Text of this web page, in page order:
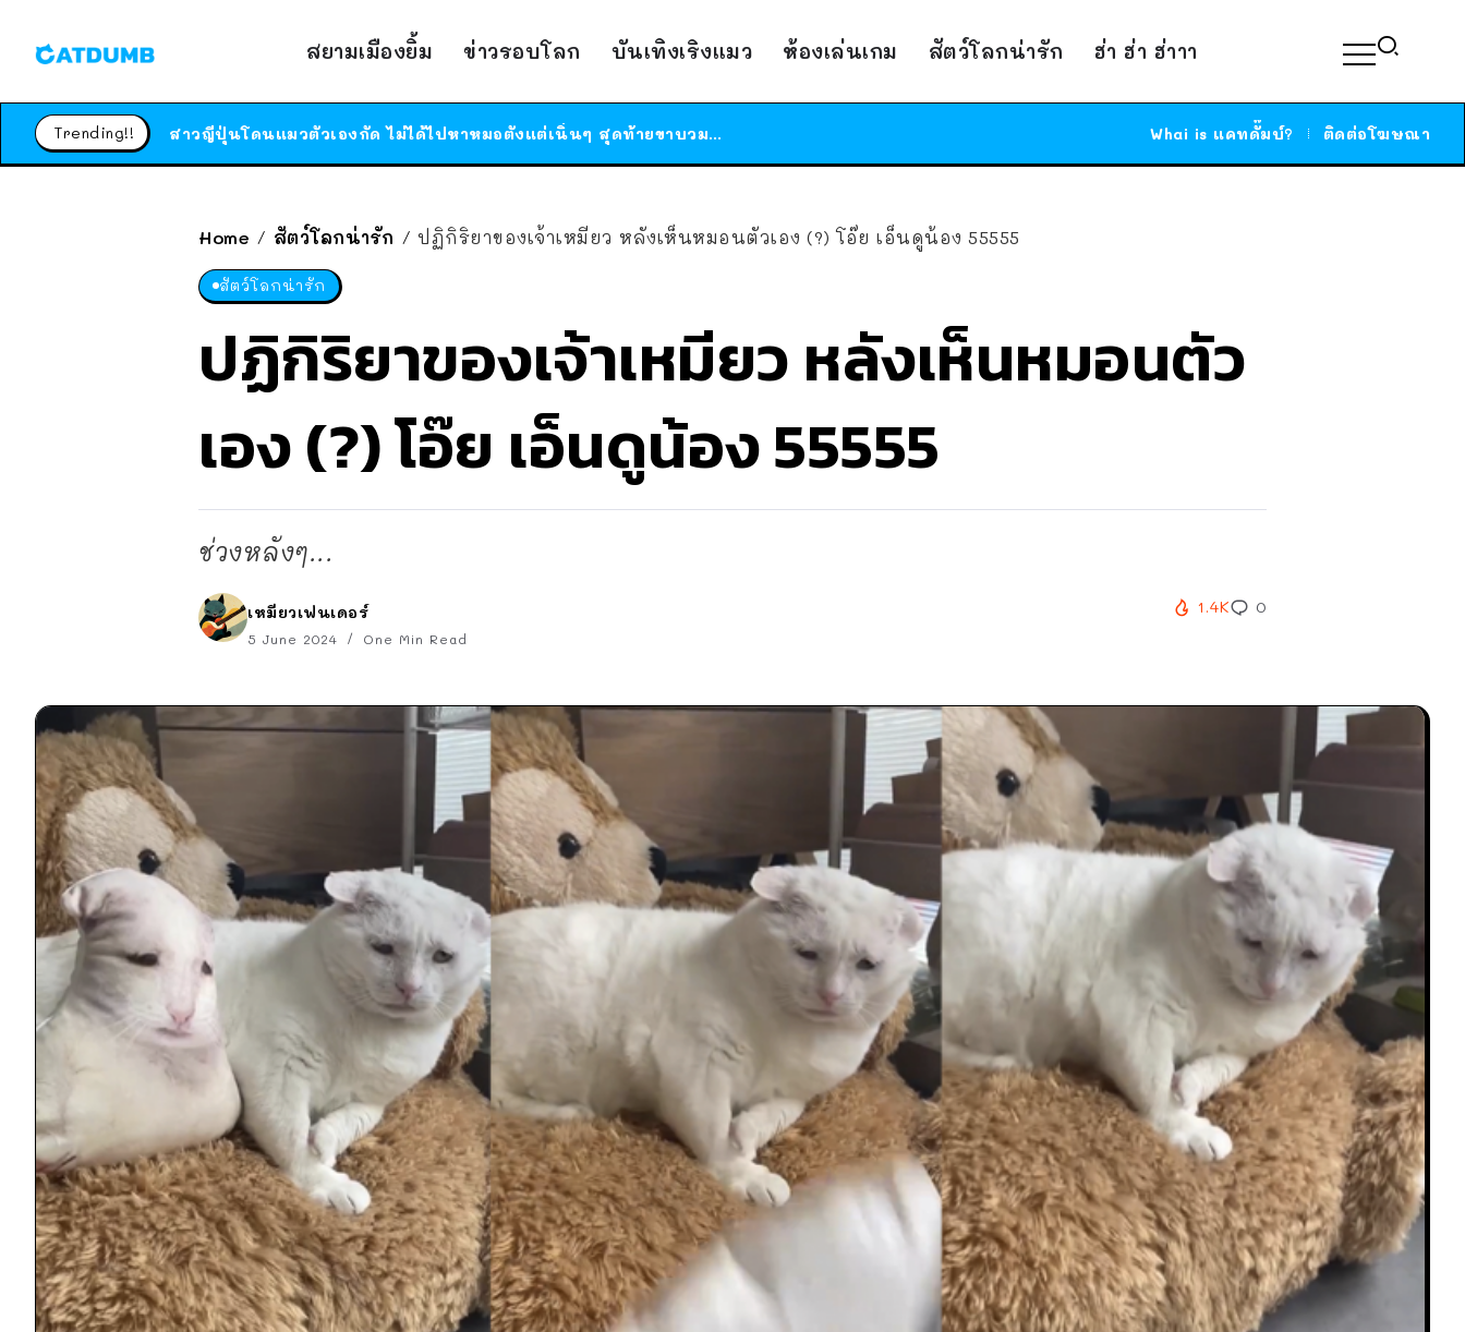
สยามเมืองยิ้ม ข่าวรอบโลก บันเทิงเริงแมว ห้องเล่นเกม สัตว์โลกน่ารัก ฮ่า ฮ่า ฮ่าาา
Trending!!
ร้านอาหารในนิวยอร์กประกาศปิดตัวลง หลังอยู่มานานกว่า 45 ปี ติดป้ายขอบคุณลูกค้าทุกคน แถมสูตรทำไวท์ซอสให้แบบจัดเต็ม
ได้เวลาเด็กหนวดรวมตัว RF Online Next เปิดให้เล่นแล้ว เกม Sci-Fi MMORPG ระดับตำนาน เล่นได้ทั้งมือถือและ PC Whai is แคทดั๊มบ์? ติดต่อโฆษณา
Home / สัตว์โลกน่ารัก / ปฏิกิริยาของเจ้าเหมียว หลังเห็นหมอนตัวเอง (?) โอ๊ย เอ็นดูน้อง 55555
สัตว์โลกน่ารัก
ปฏิกิริยาของเจ้าเหมียว หลังเห็นหมอนตัว
เอง (?) โอ๊ย เอ็นดูน้อง 55555
ช่วงหลังๆ...
เหมียวเฟนเดอร์
5 June 2024 One Min Read
1.4K 0